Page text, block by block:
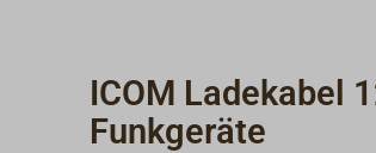
ICOM Ladekabel
Funkgeräte